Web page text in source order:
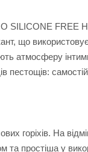
SILICONE
що
атмосферу
пестощів:
горіхів. На
та простіша у